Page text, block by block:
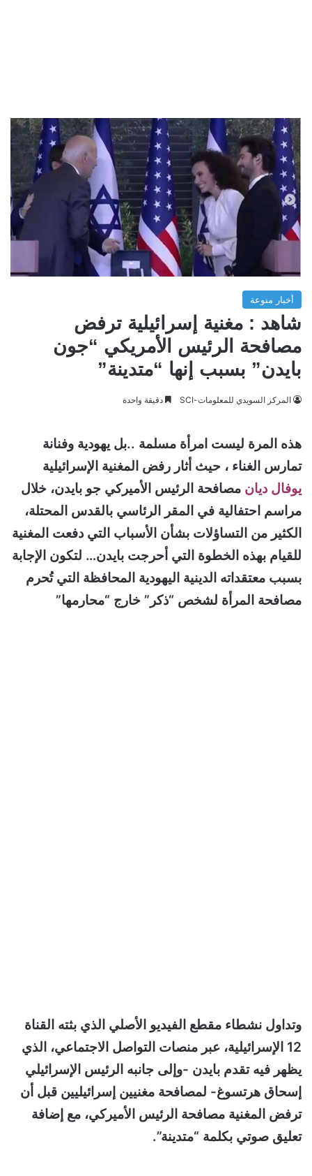
أخبار منوعة
شاهد : مغنية إسرائيلية ترفض
مصافحة الرئيس الأمريكي “جون
بايدن” بسبب إنها “متدينة”
المركز السويدي للمعلومات-SCI دقيقة واحدة
هذه المرة ليست امرأة مسلمة ..بل يهودية وفنانة
تمارس الغناء ، حيث أثار رفض المغنية الإسرائيلية
يوفال ديان مصافحة الرئيس الأميركي جو بايدن، خلال
مراسم احتفالية في المقر الرئاسي بالقدس المحتلة،
الكثير من التساؤلات بشأن الأسباب التي دفعت المغنية
للقيام بهذه الخطوة التي أحرجت بايدن… لتكون الإجابة
بسبب معتقداته الدينية اليهودية المحافظة التي تُحرم
مصافحة المرأة لشخص “ذكر” خارج “محارمها”
وتداول نشطاء مقطع الفيديو الأصلي الذي بثته القناة
12 الإسرائيلية، عبر منصات التواصل الاجتماعي، الذي
يظهر فيه تقدم بايدن -وإلى جانبه الرئيس الإسرائيلي
إسحاق هرتسوغ- لمصافحة مغنيين إسرائيليين قبل أن
ترفض المغنية مصافحة الرئيس الأميركي، مع إضافة
تعليق صوتي بكلمة “متدينة”.